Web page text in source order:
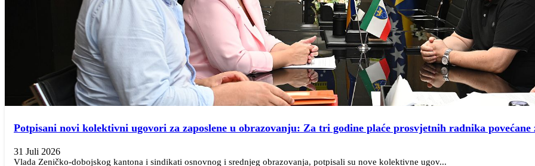
Potpisani novi kolektivni ugovori za zaposlene u obrazovanju: Za tri godine plaće prosvjetnih radnika povećane
31 Juli 2026
Vlada Zeničko-dobojskog kantona i sindikati osnovnog i srednjeg obrazovanja, potpisali su nove kolektivne ugov...